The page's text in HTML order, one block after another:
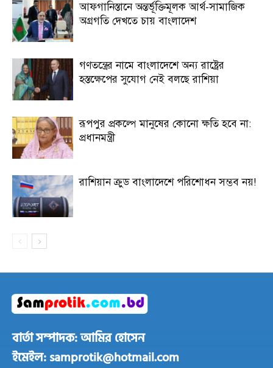
আফগানিস্তানে অন্তর্ভূক্তিমূলক আর্থ-সামাজিক
অগ্রগতি দেখতে চায় বাংলাদেশ
গণতন্ত্রের নামে বাংলাদেশে অন্য রাষ্ট্রের
হস্তক্ষেপের সুযোগ নেই বলছে রাশিয়া
রূপপুর প্রকল্পে মানুষের কোনো ক্ষতি হবে না:
প্রধানমন্ত্রী
রাশিয়ান ক্রুড বাংলাদেশে পরিশোধন সম্ভব নয়!
বার্তা সম্পাদক: আমির হোসেন
ইমেইল: samprotik@hotmail.com